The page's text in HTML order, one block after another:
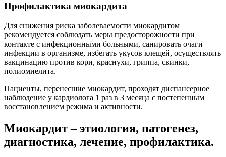
Профилактика миокардита
Для снижения риска заболеваемости миокардитом
рекомендуется соблюдать меры предосторожности при
контакте с инфекционными больными, санировать очаги
инфекции в организме, избегать укусов клещей, осуществлять
вакцинацию против кори, краснухи, гриппа, свинки,
полиомиелита.
Пациенты, перенесшие миокардит, проходят диспансерное
наблюдение у кардиолога 1 раз в 3 месяца с постепенным
восстановлением режима и активности.
Миокардит – этиология, патогенез,
диагностика, лечение, профилактика.